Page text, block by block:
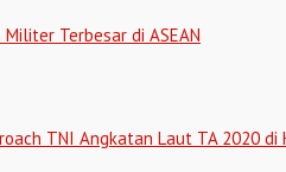
Terbesar di ASEAN
TNI Angkatan Laut TA 2020